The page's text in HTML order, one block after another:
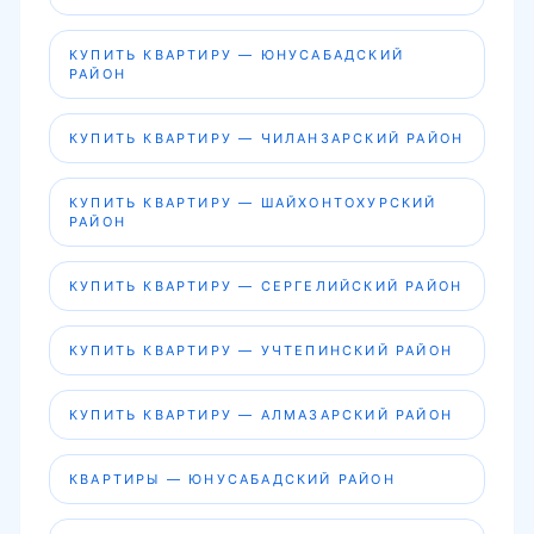
КУПИТЬ КВАРТИРУ — ЮНУСАБАДСКИЙ
РАЙОН
КУПИТЬ КВАРТИРУ — ЧИЛАНЗАРСКИЙ РАЙОН
КУПИТЬ КВАРТИРУ — ШАЙХОНТОХУРСКИЙ
РАЙОН
КУПИТЬ КВАРТИРУ — СЕРГЕЛИЙСКИЙ РАЙОН
КУПИТЬ КВАРТИРУ — УЧТЕПИНСКИЙ РАЙОН
КУПИТЬ КВАРТИРУ — АЛМАЗАРСКИЙ РАЙОН
КВАРТИРЫ — ЮНУСАБАДСКИЙ РАЙОН